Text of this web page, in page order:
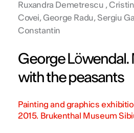
Ruxandra Demetrescu ,
Covei, George Radu, Sergiu
Constantin
George
with the peasants
Painting and graphics
2015. Brukenthal Museum